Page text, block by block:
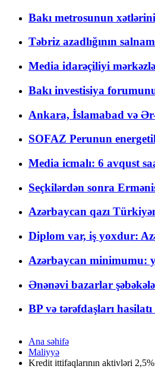
Bakı metrosunun
Təbriz azadlığının
Media idarəçiliyi
Bakı investisiya
Ankara, İslamabad və
SOFAZ Perunun
Media icmalı: 6 avqust
Seçkilərdən sonra
Azərbaycan qazı
Diplom var, iş yoxdur:
Azərbaycan minimumu:
Ənənəvi bazarlar
BP və tərəfdaşları
Ana səhifə
Maliyyə
Kredit ittifaqlarının aktivləri 2,5%